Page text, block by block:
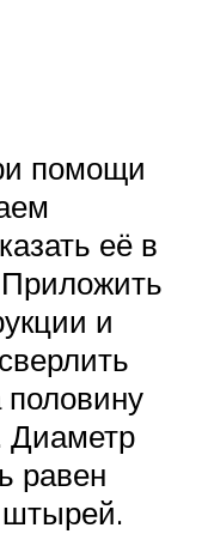
помощи
её в
и
половину
равен